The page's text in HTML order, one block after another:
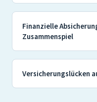
Finanzielle
Zusammenspiel
Versicherungslücken